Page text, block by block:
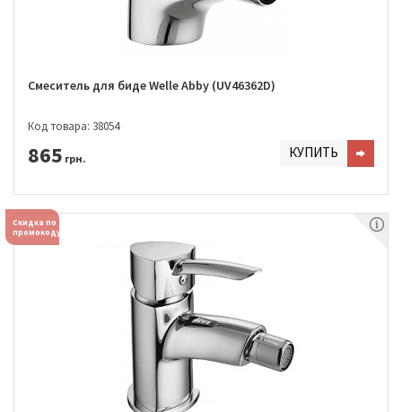
Смеситель для биде Welle Abby (UV46362D)
Код товара: 38054
865 грн. КУПИТЬ
Скидка по
промокоду